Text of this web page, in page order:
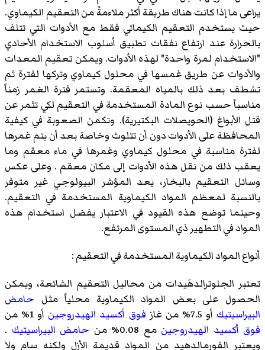
يراعى ما إذا كانت هناك طريقة أكثر ملاءمةً من التعقيم الكيماوي.
حيث يستخدم التعقيم الكيمائي فقط مع الأدوات التي تتلف
بالحرارة عند ارتفاع نفقات تطبيق أسلوب الاستخدام الأحادي
"الاستخدام لمرة واحدة" لهذه الأدوات. ويمكن تعقيم المعدات
والأدوات عن طريق غمسها في محلول كيماوي وتركها لفترة ثم
تشطف بعد ذلك بالمياه المعقمة. وتستمر فترة الغمر زمناً
مناسباً حسب نوع المادة المستخدمة في التعقيم لكي تثمر عن
قتل الأبواغ (الحويصلات البكتيرية). وتكمن الصعوبة في كيفية
المحافظة على الأدوات دون أن تتلوث وخاصة بعد أن يتم غمرها
لفترة مناسبة في محلول كيماوي وغمرها في ماء معقم وما
يعقب ذلك من نقل هذه الأدوات إلى مكان معقم . وعلى عكس
وسائل التعقيم بالبخار، يعد المؤشر البيولوجي غير متوفر
بالنسبة لمعظم المواد الكيماوية المستخدمة في التعقيم.
وحينما توضع هذه القيود في الاعتبار يفضل استخدام هذه
المواد في التطهير ذي المستوى المرتفع.
أنواع المواد الكيماوية المستخدمة في التعقيم :
تعتبر الجلوترالدهَيدات من محاليل التعقيم الشائعة، ويمكن
الحصول على بعض المواد الكيماوية محلياً مثل حامض
البيراسيتيك أو 7.5% من غاز فوق أكسيد الهيدروجين أو 1% من
فوق أكسيد الهيدروجين مع 0.08% من حامض البيراسيتيك .
ويعتبر الفورمالدهيد من المواد قديمة الأزل ولكنه سام ولا